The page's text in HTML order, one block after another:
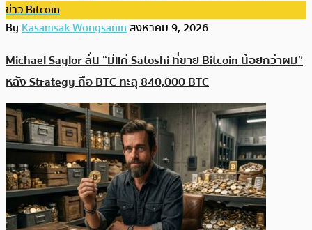
ข่าว Bitcoin
ByKasamsak Wongsaninสิงหาคม 9, 2026
Michael Saylor ลั่น “มีแค่ Satoshi ที่ขาย Bitcoin น้อยกว่าผม”
หลัง Strategy ถือ BTC ทะลุ 840,000 BTC